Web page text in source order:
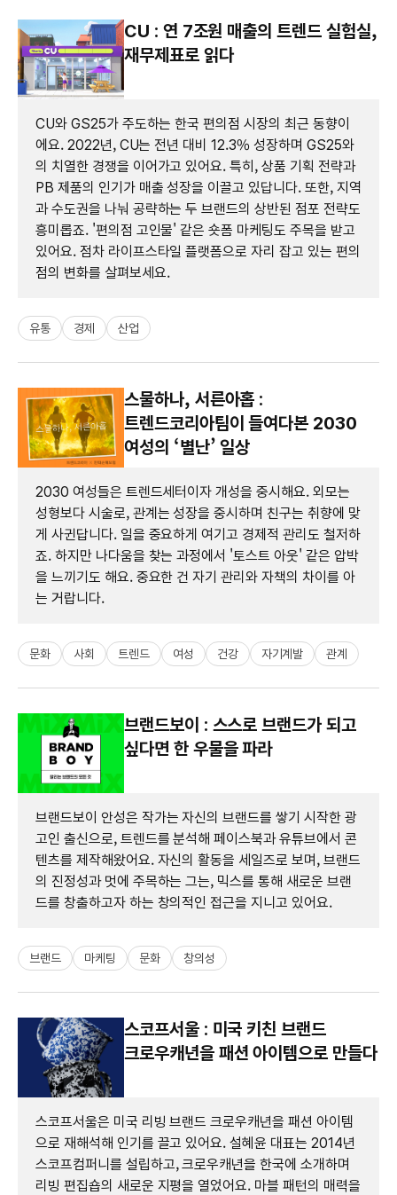
CU : 연 7조원 매출의 트렌드 실험실,
재무제표로 읽다
CU와 GS25가 주도하는 한국 편의점 시장의 최근 동향이
에요. 2022년, CU는 전년 대비 12.3% 성장하며 GS25와
의 치열한 경쟁을 이어가고 있어요. 특히, 상품 기획 전략과
PB 제품의 인기가 매출 성장을 이끌고 있답니다. 또한, 지역
과 수도권을 나눠 공략하는 두 브랜드의 상반된 점포 전략도
흥미롭죠. '편의점 고인물' 같은 숏폼 마케팅도 주목을 받고
있어요. 점차 라이프스타일 플랫폼으로 자리 잡고 있는 편의
점의 변화를 살펴보세요.
유통 경제 산업
스물하나, 서른아홉 :
트렌드코리아팀이 들여다본 2030
여성의 ‘별난’ 일상
2030 여성들은 트렌드세터이자 개성을 중시해요. 외모는
성형보다 시술로, 관계는 성장을 중시하며 친구는 취향에 맞
게 사귄답니다. 일을 중요하게 여기고 경제적 관리도 철저하
죠. 하지만 나다움을 찾는 과정에서 '토스트 아웃' 같은 압박
을 느끼기도 해요. 중요한 건 자기 관리와 자책의 차이를 아
는 거랍니다.
문화 사회 트렌드 여성 건강 자기계발 관계
브랜드보이 : 스스로 브랜드가 되고
싶다면 한 우물을 파라
브랜드보이 안성은 작가는 자신의 브랜드를 쌓기 시작한 광
고인 출신으로, 트렌드를 분석해 페이스북과 유튜브에서 콘
텐츠를 제작해왔어요. 자신의 활동을 세일즈로 보며, 브랜드
의 진정성과 멋에 주목하는 그는, 믹스를 통해 새로운 브랜
드를 창출하고자 하는 창의적인 접근을 지니고 있어요.
브랜드 마케팅 문화 창의성
스코프서울 : 미국 키친 브랜드
크로우캐년을 패션 아이템으로 만들다
스코프서울은 미국 리빙 브랜드 크로우캐년을 패션 아이템
으로 재해석해 인기를 끌고 있어요. 설혜윤 대표는 2014년
스코프컴퍼니를 설립하고, 크로우캐년을 한국에 소개하며
리빙 편집숍의 새로운 지평을 열었어요. 마블 패턴의 매력을